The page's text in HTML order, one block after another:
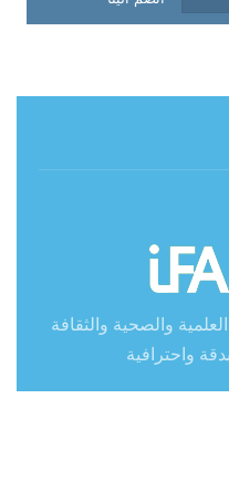
والصحية والثقافة
واحترافية